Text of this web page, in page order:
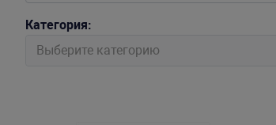
Категория:
Выберите категорию